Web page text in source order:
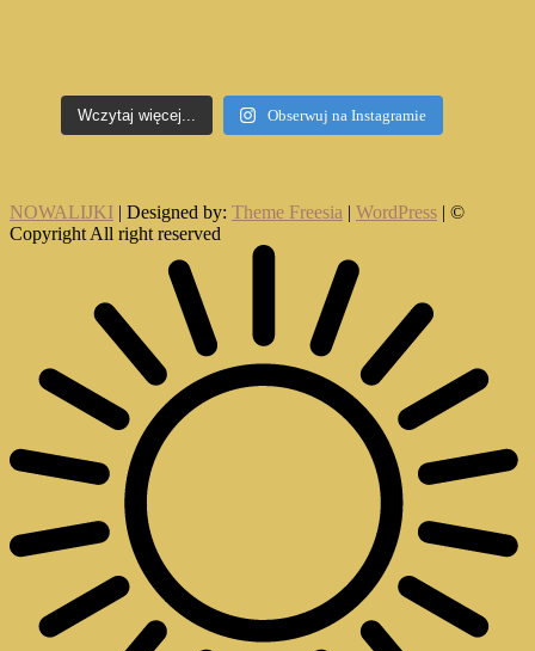
Wczytaj więcej... Obserwuj na Instagramie
NOWALIJKI | Designed by: Theme Freesia | WordPress | ©
Copyright All right reserved